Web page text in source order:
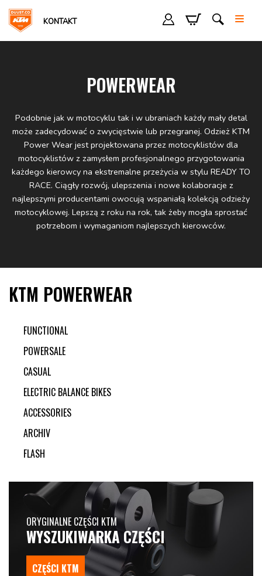
KONTAKT
POWERWEAR
Podobnie jak w motocyklu tak i w ubraniach każdy mały detal
może zadecydować o zwycięstwie lub przegranej. Odzież KTM
Power Wear jest projektowana przez motocyklistów dla
motocyklistów z zamysłem profesjonalnego przygotowania
każdego kierowcy na ekstremalne przeżycia w stylu READY TO
RACE. Ciągły rozwój, ulepszenia i nowe kolaboracje z
najlepszymi producentami owocują wspaniałą kolekcją odzieży
motocyklowej. Lepszą z roku na rok, tak żeby mogła sprostać
potrzebom i wymaganiom najlepszych kierowców.
KTM POWERWEAR
FUNCTIONAL
POWERSALE
CASUAL
ELECTRIC BALANCE BIKES
ACCESSORIES
ARCHIV
FLASH
ORYGINALNE CZĘŚCI KTM
WYSZUKIWARKA CZĘŚCI
CZĘŚCI KTM